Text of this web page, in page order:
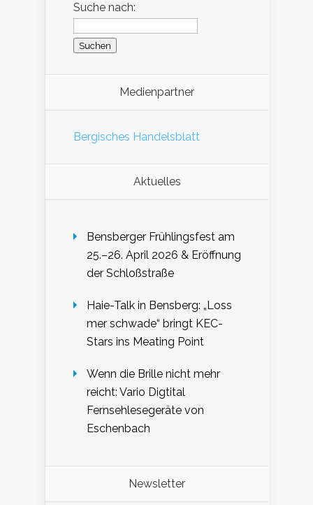
Suche nach:
Medienpartner
Bergisches Handelsblatt
Aktuelles
Bensberger Frühlingsfest am
25.–26. April 2026 & Eröffnung
der Schloßstraße
Haie-Talk in Bensberg: „Loss
mer schwade“ bringt KEC-
Stars ins Meating Point
Wenn die Brille nicht mehr
reicht: Vario Digtital
Fernsehlesegeräte von
Eschenbach
Newsletter